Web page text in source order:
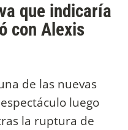
que indicaría
con Alexis
de las nuevas
luego
la ruptura de